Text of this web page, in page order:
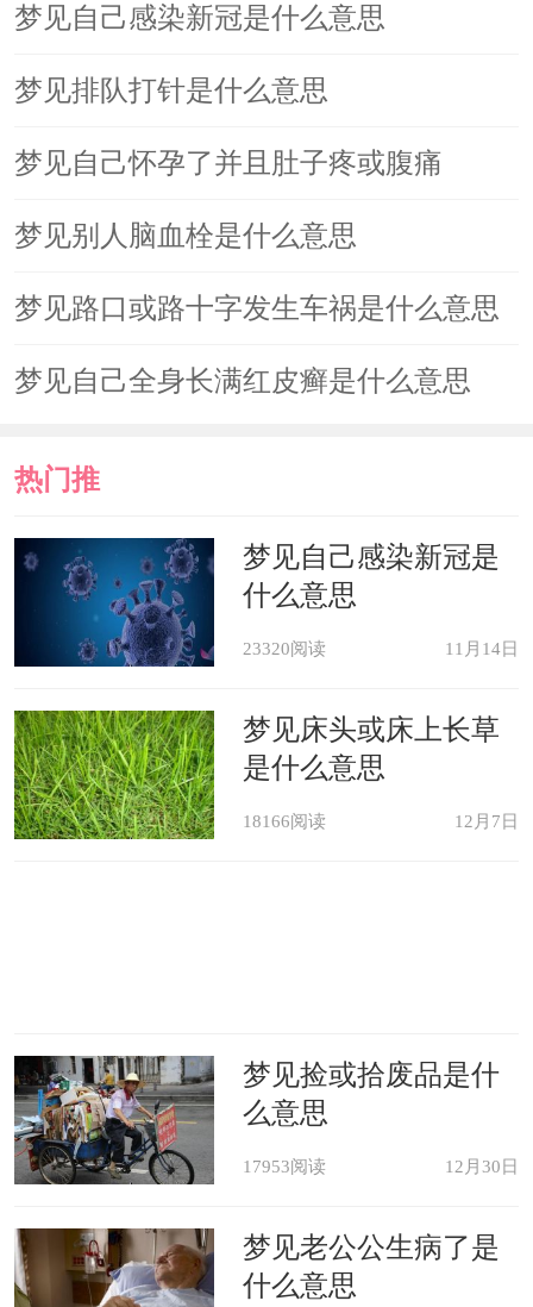
读
梦见自己感染新冠是什么意思
梦见排队打针是什么意思
梦见自己怀孕了并且肚子疼或腹痛
梦见别人脑血栓是什么意思
梦见路口或路十字发生车祸是什么意思
梦见自己全身长满红皮癣是什么意思
热门推
荐
梦见自己感染新冠是
什么意思
23320阅读 11月14日
梦见床头或床上长草
是什么意思
18166阅读 12月7日
梦见捡或拾废品是什
么意思
17953阅读 12月30日
梦见老公公生病了是
什么意思